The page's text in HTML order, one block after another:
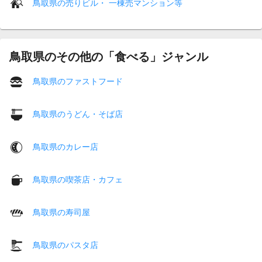
鳥取県の売りビル・ 一棟売マンション等
鳥取県のその他の「食べる」ジャンル
鳥取県のファストフード
鳥取県のうどん・そば店
鳥取県のカレー店
鳥取県の喫茶店・カフェ
鳥取県の寿司屋
鳥取県のパスタ店